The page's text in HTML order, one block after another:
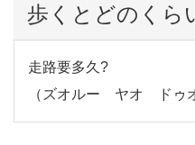
歩くとどのくら
走路要多久?
（ズオルー ヤオ ドゥ